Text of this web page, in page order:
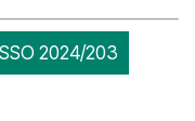
2024/203